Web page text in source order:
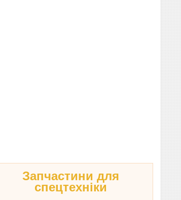
Запчастини для
спецтехніки